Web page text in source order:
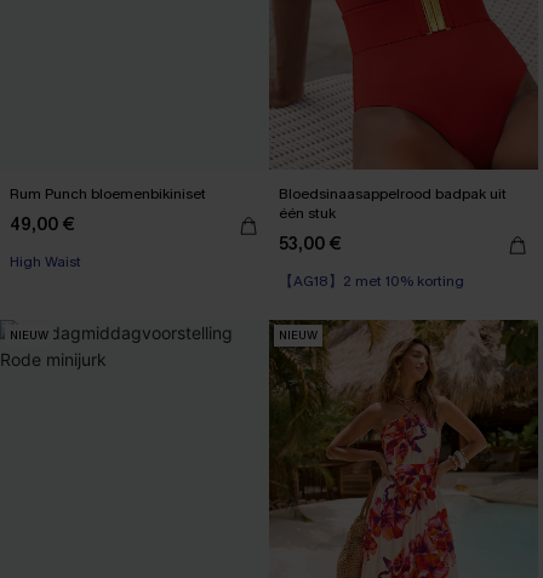
Rum Punch bloemenbikiniset
49,00 €
【AG18】2 met 10% korting
High Waist
Bloedsinaasappelrood badpak uit
één stuk
53,00 €
【AG18】2 met 10% korting
NIEUW NIEUW